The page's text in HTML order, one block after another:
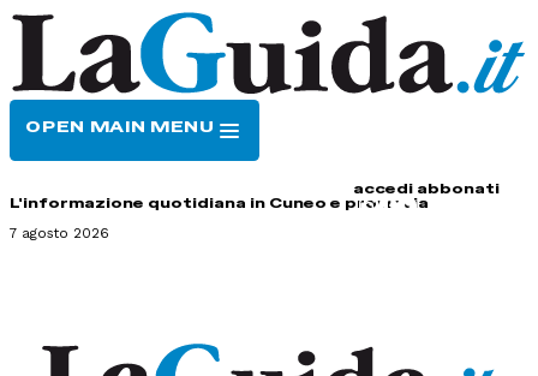
OPEN MAIN MENU
accedi abbonati
L'informazione quotidiana in Cuneo e provincia
7 agosto 2026